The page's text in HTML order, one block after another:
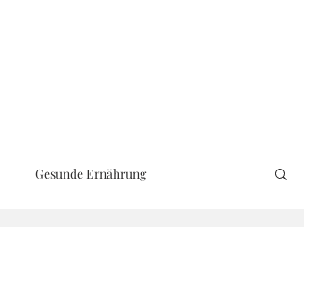
Gesunde Ernährung